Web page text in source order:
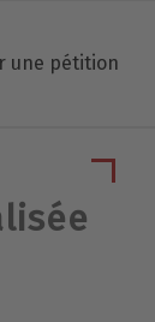
une pétition